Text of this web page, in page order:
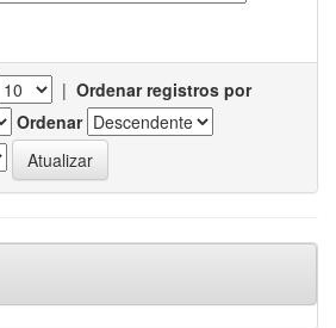
| Ordenar registros por
Ordenar